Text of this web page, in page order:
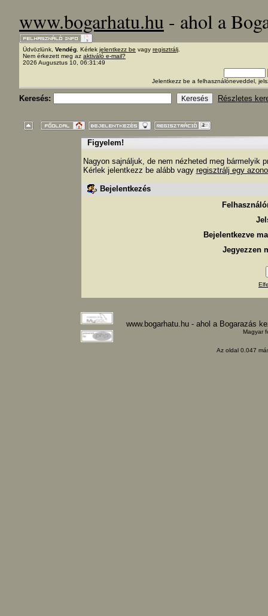
www.bogarhatu.hu - ahol a
Üdvözlünk, Vendég . Kérlek jelentkezz be vagy regisztrálj
Nem érkezett meg az aktiváló e-mail?
2026 Augusztus 10, 06:31:49
Jelentkezz be a felhasználóneveddel,
Keresés: Részletes
Figyelem!
Nagyon sajnáljuk, de nem nézheted meg bármelyik
Kérlek jelentkezz be alább vagy regisztrálj egy
Bejelentkezés
Bejelentkezve
Jegyezzen
www.bogarhatu.hu - ahol a Bogarazás
Magyar
Az oldal 0.047